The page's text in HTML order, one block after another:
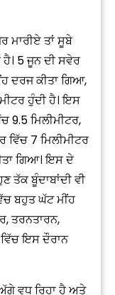
ਮਾਰੀਏ ਤਾਂ ਸੂਬੇ
5 ਜੂਨ ਦੀ ਸਵੇਰ
ਦਰਜ ਕੀਤਾ ਗਿਆ,
ਹੁੰਦੀ ਹੈ। ਇਸ
9.5 ਮਿਲੀਮੀਟਰ,
ਵਿੱਚ 7 ਮਿਲੀਮੀਟਰ
ਗਿਆ। ਇਸ ਦੇ
ਤੱਕ ਬੂੰਦਾਬਾਂਦੀ ਵੀ
ਬਹੁਤ ਘੱਟ ਮੀਂਹ
ਤਰਨਤਾਰਨ,
ਇਸ ਦੌਰਾਨ
ਵਧ ਰਿਹਾ ਹੈ ਅਤੇ